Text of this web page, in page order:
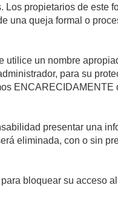
propietarios de este
una queja formal o
un nombre
para su
presentar una
eliminada, con o sin
bloquear su acceso